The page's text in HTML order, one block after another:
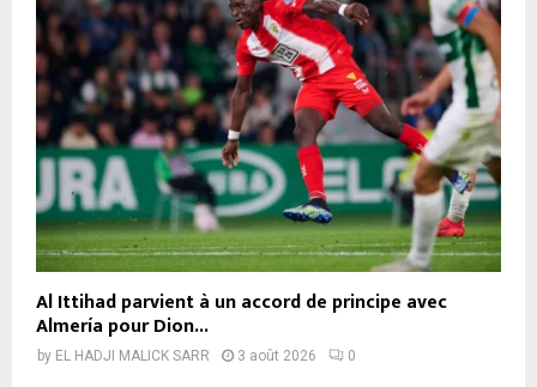
Al Ittihad parvient à un accord de principe avec
Almería pour Dion...
by EL HADJI MALICK SARR 3 août 2026 0